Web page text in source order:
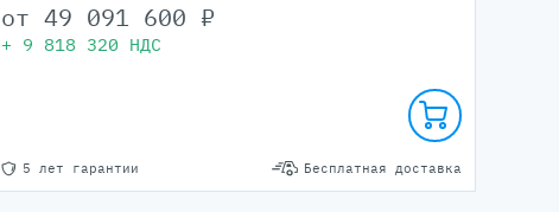
5 лет гарантии Бесплатная доставка
от 49 091 600 ₽
+ 9 818 320 НДС